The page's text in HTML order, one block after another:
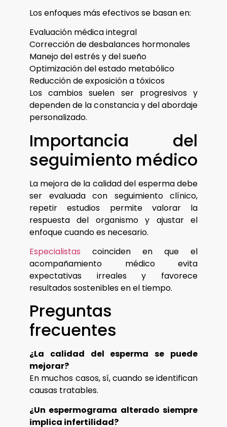
Los enfoques más efectivos se basan en:
Evaluación médica integral
Corrección de desbalances hormonales
Manejo del estrés y del sueño
Optimización del estado metabólico
Reducción de exposición a tóxicos
Los cambios suelen ser progresivos y
dependen de la constancia y del abordaje
personalizado.
Importancia del
seguimiento médico
La mejora de la calidad del esperma debe
ser evaluada con seguimiento clínico,
repetir estudios permite valorar la
respuesta del organismo y ajustar el
enfoque cuando es necesario.
Especialistas coinciden en que el
acompañamiento médico evita
expectativas irreales y favorece
resultados sostenibles en el tiempo.
Preguntas
frecuentes
¿La calidad del esperma se puede
mejorar?
En muchos casos, sí, cuando se identifican
causas tratables.
¿Un espermograma alterado siempre
implica infertilidad?